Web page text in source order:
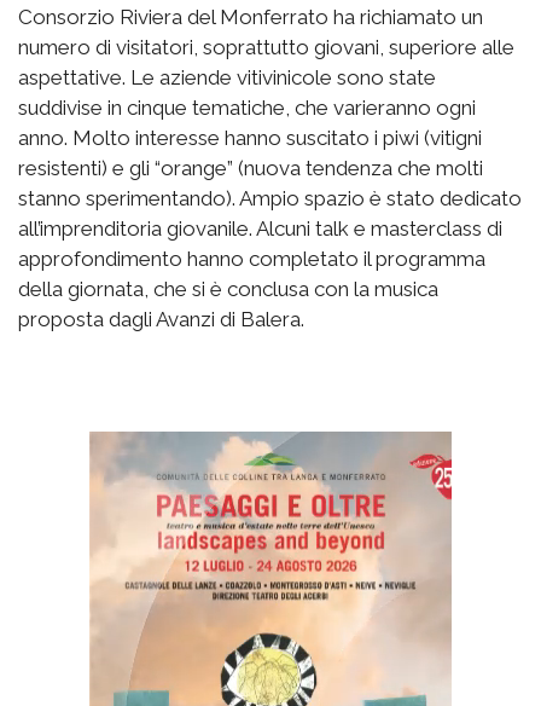
Consorzio Riviera del Monferrato ha richiamato un
numero di visitatori, soprattutto giovani, superiore alle
aspettative. Le aziende vitivinicole sono state
suddivise in cinque tematiche, che varieranno ogni
anno. Molto interesse hanno suscitato i piwi (vitigni
resistenti) e gli “orange” (nuova tendenza che molti
stanno sperimentando). Ampio spazio è stato dedicato
all’imprenditoria giovanile. Alcuni talk e masterclass di
approfondimento hanno completato il programma
della giornata, che si è conclusa con la musica
proposta dagli Avanzi di Balera.